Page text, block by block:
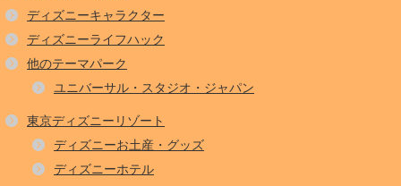
ディズニーキャラクター
ディズニーライフハック
他のテーマパーク
ユニバーサル・スタジオ・ジャパン
東京ディズニーリゾート
ディズニーお土産・グッズ
ディズニーホテル